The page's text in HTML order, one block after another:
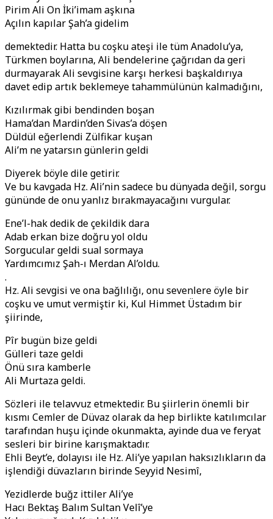
Pirim Ali On İki’imam aşkına
Açılın kapılar Şah’a gidelim
demektedir. Hatta bu coşku ateşi ile tüm Anadolu’ya,
Türkmen boylarına, Ali bendelerine çağrıdan da geri
durmayarak Ali sevgisine karşı herkesi başkaldırıya
davet edip artık beklemeye tahammülünün kalmadığını,
Kızılırmak gibi bendinden boşan
Hama’dan Mardin’den Sivas’a döşen
Düldül eğerlendi Zülfikar kuşan
Ali’m ne yatarsın günlerin geldi
Diyerek böyle dile getirir.
Ve bu kavgada Hz. Ali’nin sadece bu dünyada değil, sorgu
gününde de onu yanlız bırakmayacağını vurgular.
Ene’l-hak dedik de çekildik dara
Adab erkan bize doğru yol oldu
Sorgucular geldi sual sormaya
Yardımcımız Şah-ı Merdan Al’oldu.
.
Hz. Ali sevgisi ve ona bağlılığı, onu sevenlere öyle bir
coşku ve umut vermiştir ki, Kul Himmet Üstadım bir
şiirinde,
Pîr bugün bize geldi
Gülleri taze geldi
Önü sıra kamberle
Ali Murtaza geldi.
Sözleri ile telavvuz etmektedir. Bu şiirlerin önemli bir
kısmı Cemler de Düvaz olarak da hep birlikte katılımcılar
tarafından huşu içinde okunmakta, ayinde dua ve feryat
sesleri bir birine karışmaktadır.
Ehli Beyt’e, dolayısı ile Hz. Ali’ye yapılan haksızlıkların da
işlendiği düvazların birinde Seyyid Nesimî,
Yezidlerde buğz ittiler Ali’ye
Hacı Bektaş Balım Sultan Velî’ye